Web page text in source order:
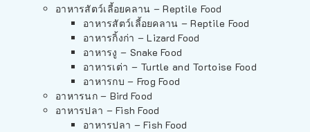
อาหารสัตว์เลี้อยคลาน – Reptile Food
อาหารสัตว์เลี้อยคลาน – Reptile Food
อาหารกิ้งก่า – Lizard Food
อาหารงู – Snake Food
อาหารเต่า – Turtle and Tortoise Food
อาหารกบ – Frog Food
อาหารนก – Bird Food
อาหารปลา – Fish Food
อาหารปลา – Fish Food